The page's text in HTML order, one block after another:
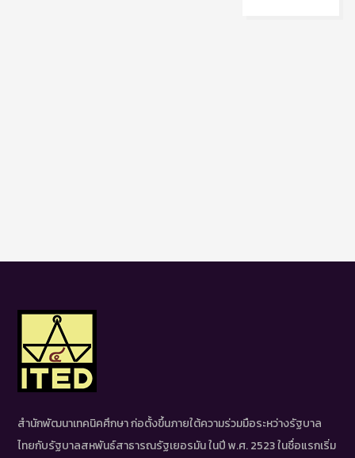
สำนักพัฒนาเทคนิคศึกษา ก่อตั้งขึ้นภายใต้ความร่วมมือระหว่างรัฐบาล
ไทยกับรัฐบาลสหพันธ์สาธารณรัฐเยอรมัน ในปี พ.ศ. 2523 ในชื่อแรกเริ่ม